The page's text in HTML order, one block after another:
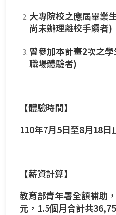
大專院校之應屆畢業
尚未辦理離校手續者)
曾參加本計畫2次之
職場體驗者)
【體驗時間】
110年7月5日至8月18日
【薪資計算】
教育部青年署全額補助
元，1.5個月合計共